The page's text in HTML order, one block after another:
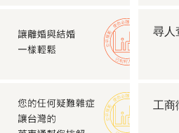
尋人
工商